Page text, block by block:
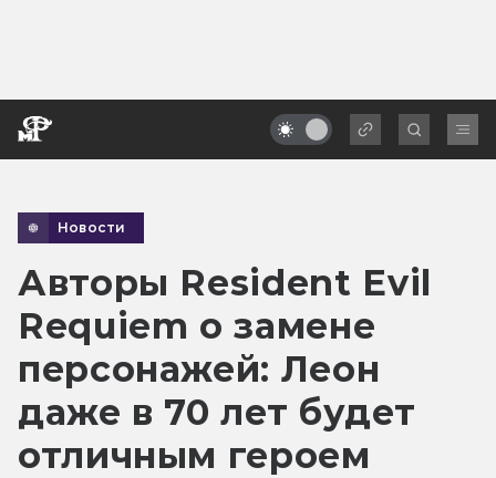
Новости
Авторы Resident Evil
Requiem о замене
персонажей: Леон
даже в 70 лет будет
отличным героем